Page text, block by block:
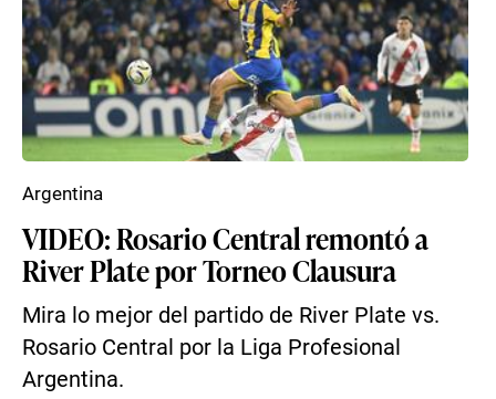
VIDEO: Rosario Central remontó a
River Plate por Torneo Clausura
Mira lo mejor del partido de River Plate vs.
Rosario Central por la Liga Profesional
Argentina.
Argentina